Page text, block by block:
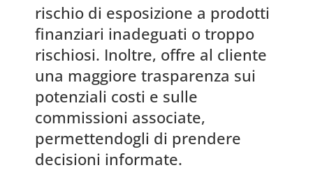
rischio di esposizione a prodotti
finanziari inadeguati o troppo
rischiosi. Inoltre, offre al cliente
una maggiore trasparenza sui
potenziali costi e sulle
commissioni associate,
permettendogli di prendere
decisioni informate.